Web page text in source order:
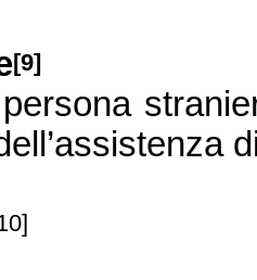
[9]
stenza